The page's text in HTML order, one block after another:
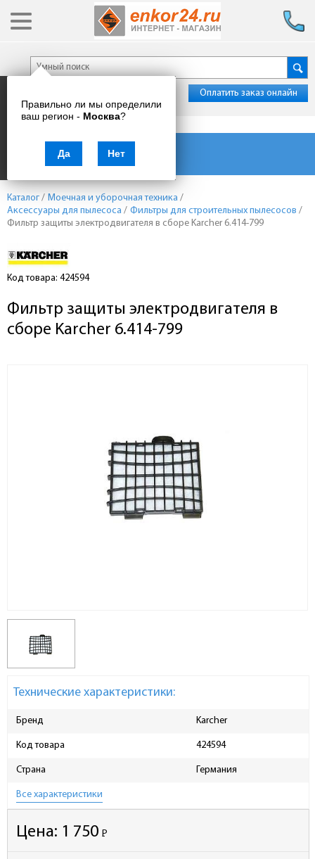
Правильно ли мы определили
ваш регион - Москва?
Да Нет
Оплатить заказ онлайн
Каталог товаров
Каталог / Моечная и уборочная техника /
Аксессуары для пылесоса / Фильтры для строительных пылесосов /
Фильтр защиты электродвигателя в сборе Karcher 6.414-799
Код товара: 424594
Фильтр защиты электродвигателя в
сборе Karcher 6.414-799
Технические характеристики:
Бренд Karcher
Код товара 424594
Страна Германия
Все характеристики
Цена: 1 750 Р
-